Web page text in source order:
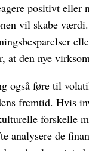
positivt
vil skabe
at den nye
også føre til
fremtid. Hvis
forskelle
analysere de